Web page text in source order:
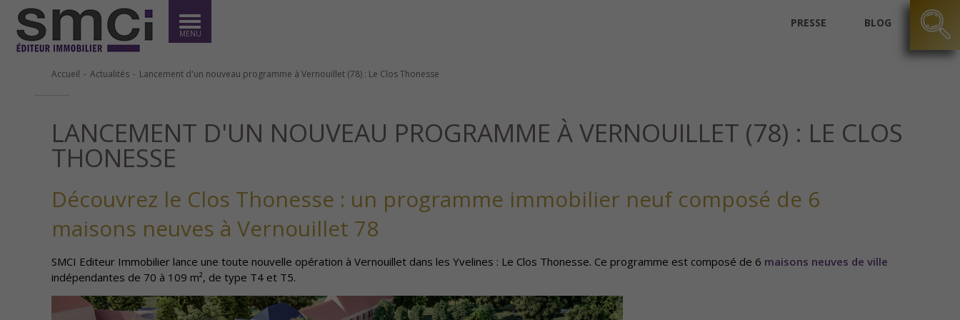
MENU
PRESSE BLOG
Accueil Actualités Lancement d'un nouveau programme à Vernouillet (78) : Le Clos Thonesse
LANCEMENT D'UN NOUVEAU PROGRAMME À VERNOUILLET (78) : LE CLOS
THONESSE
Découvrez le Clos Thonesse : un programme immobilier neuf composé de 6
maisons neuves à Vernouillet 78
SMCI Editeur Immobilier lance une toute nouvelle opération à Vernouillet dans les Yvelines : Le Clos Thonesse. Ce programme est composé de 6 maisons neuves de ville
indépendantes de 70 à 109 m², de type T4 et T5.